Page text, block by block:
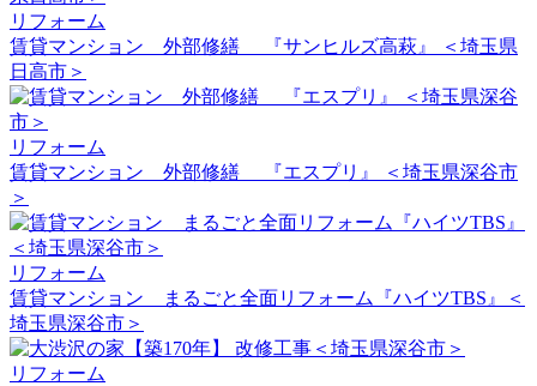
リフォーム
賃貸マンション 外部修繕 『サンヒルズ高萩』 ＜埼玉県
日高市＞
リフォーム
賃貸マンション 外部修繕 『エスプリ』 ＜埼玉県深谷市
＞
リフォーム
賃貸マンション まるごと全面リフォーム『ハイツTBS』＜
埼玉県深谷市＞
リフォーム